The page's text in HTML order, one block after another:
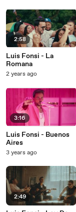
2:58
Luis Fonsi - La
Romana
2 years ago
3:16
Luis Fonsi - Buenos
Aires
3 years ago
2:49